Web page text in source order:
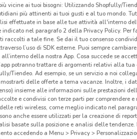
vicine ai tuoi bisogni: Utilizzando Shopfully/
più attinenti ai tuoi gusti e al tuo mondo.
effettuate in base alle tue attività all'interno
nel paragrafo 2 della Privacy Policy. Per
raccolti a tale fine. Se dai il tuo consenso
l’uso di SDK esterne. Puoi sempre
della nostra App. Cosa succede se
potranno trattare di argomenti relativi alla tua
Tiendeo. Ad esempio, se un servizio a noi
delle offerte a tema vacanze. Inoltre, i
insieme alle informazioni sulle prestazioni
e condivisi con terze parti per
reti wireless, come meglio indicato nel
anche essere utilizzati per la creazione di
basate sulla posizione e analisi delle
accedendo a Menu > Privacy >